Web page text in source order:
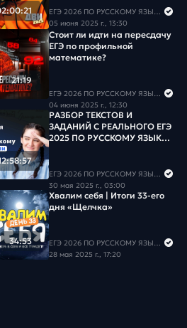
ЕГЭ 2026 ПО РУССКОМУ ЯЗЫКУ И МАТЕМАТИКЕ
05 июня 2025 г., 13:30
21:19
Стоит ли идти на пересдачу
ЕГЭ по профильной
математике?
ЕГЭ 2026 ПО РУССКОМУ ЯЗЫКУ И МАТЕМАТИКЕ
04 июня 2025 г., 12:30
РАЗБОР ТЕКСТОВ И
ЗАДАНИЙ С РЕАЛЬНОГО ЕГЭ
2025 ПО РУССКОМУ ЯЗЫКУ.
ЕГЭ 2026 ПО РУССКОМУ ЯЗЫКУ И МАТЕМАТИКЕ
30 мая 2025 г., 03:00
34:53
Хвалим себя | Итоги 33-его
дня «Щелчка»
ЕГЭ 2026 ПО РУССКОМУ ЯЗЫКУ И МАТЕМАТИКЕ
28 мая 2025 г., 17:20